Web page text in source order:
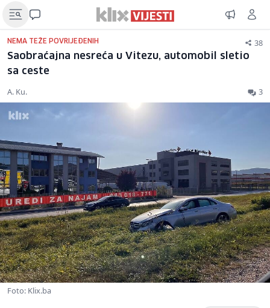
NEMA TEŽE POVRIJEĐENIH 38
Saobraćajna nesreća u Vitezu, automobil sletio
sa ceste
A. Ku. 3
Foto: Klix.ba